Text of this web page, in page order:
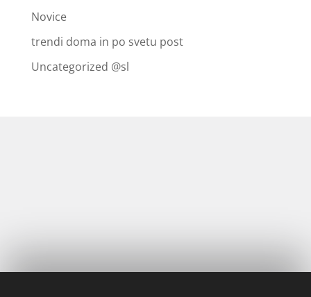
Novice
trendi doma in po svetu post
Uncategorized @sl